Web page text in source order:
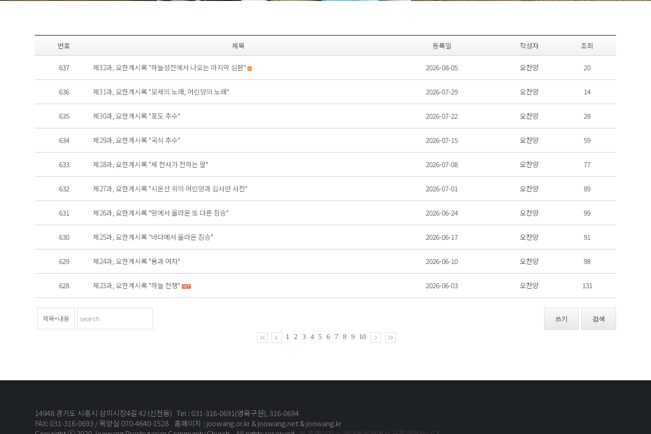
번호 제목 등록일 작성자 조회
637 제32과, 요한계시록 "하늘성전에서 나오는 마지막 심판" 2026-08-05 오찬양 20
636 제31과, 요한계시록 "모세의 노래, 어린양의 노래" 2026-07-29 오찬양 14
635 제30과, 요한계시록 "포도 추수" 2026-07-22 오찬양 28
634 제29과, 요한계시록 "곡식 추수" 2026-07-15 오찬양 59
633 제28과, 요한계시록 "세 천사가 전하는 말" 2026-07-08 오찬양 77
632 제27과, 요한계시록 "시온산 위의 어린양과 십사만 사천" 2026-07-01 오찬양 89
631 제26과, 요한계시록 "땅에서 올라온 또 다른 짐승" 2026-06-24 오찬양 99
630 제25과, 요한계시록 "바다에서 올라온 짐승" 2026-06-17 오찬양 91
629 제24과, 요한계시록 "용과 여자" 2026-06-10 오찬양 98
628 제23과, 요한계시록 "하늘 전쟁" 2026-06-03 오찬양 131
검색
쓰기
1 2 3 4 5 6 7 8 9 10
14948 경기도 시흥시 삼미시장4길 42 (신천동) Tel : 031-316-0691(영육구원), 316-0694
FAX: 031-316-0693 / 목양실 070-4640-1528 홈페이지 : joowang.or.kr&joowang.net&joowang.kr